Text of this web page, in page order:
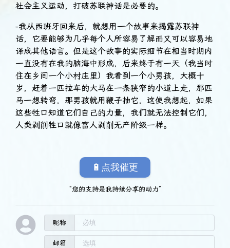
社会主义运动，打破苏联神话是必要的。
-我从西班牙回来后，就想用一个故事来揭露苏联神
话，它要能够为几乎每个人所容易了解而又可以容易地
译成其他语言。但是这个故事的实际细节在相当时期内
一直没有在我的脑海中形成，后来终于有一天（我当时
住在乡间一个小村庄里）我看到一个小男孩，大概十
岁，赶着一匹拉车的大马在一条狭窄的小道上走，那匹
马一想转弯，那男孩就用鞭子抽它，这使我想起，如果
这些牲口知道它们自己的力量，我们就无法控制它们，
人类剥削牲口就像富人剥削无产阶级一样。
🔋点我催更
“您的支持是我持续分享的动力”
昵称
邮箱